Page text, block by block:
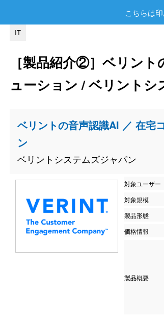
こちらは印
IT
［製品紹介②］ベリン
ューション / ベリントシ
ベリントの音声認識AI ／ 在宅
ン
ベリントシステムズジャパン
対象ユーザー
対象規模
製品形態
価格情報
製品概要